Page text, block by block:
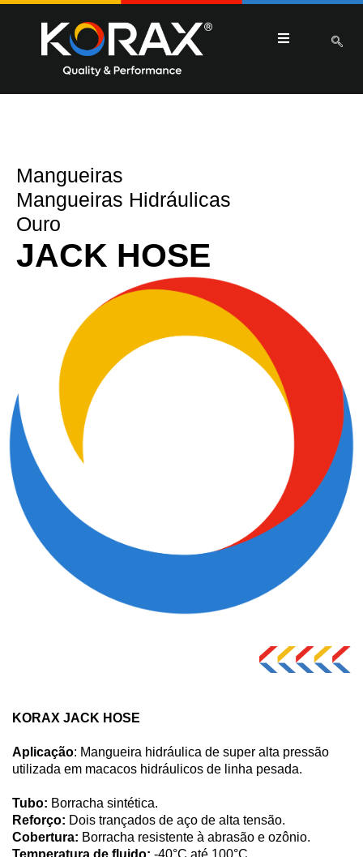
Mangueiras
Mangueiras Hidráulicas
Ouro
JACK HOSE
KORAX JACK HOSE
Aplicação: Mangueira hidráulica de super alta pressão
utilizada em macacos hidráulicos de linha pesada.
Tubo: Borracha sintética.
Reforço: Dois trançados de aço de alta tensão.
Cobertura: Borracha resistente à abrasão e ozônio.
Temperatura de fluido: -40°C até 100°C.